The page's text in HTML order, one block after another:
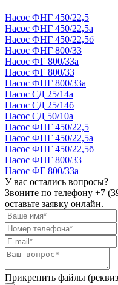
Насос ФНГ 450/22,5
Насос ФНГ 450/22,5а
Насос ФНГ 450/22,5б
Насос ФНГ 800/33
Насос ФГ 800/33а
Насос ФГ 800/33
Насос ФНГ 800/33а
Насос СД 25/14а
Насос СД 25/14б
Насос СД 50/10а
Насос ФНГ 450/22,5
Насос ФНГ 450/22,5а
Насос ФНГ 450/22,5б
Насос ФНГ 800/33
Насос ФГ 800/33а
У вас остались вопросы?
Звоните по телефону +7
оставьте заявку онлайн.
Прикрепить файлы